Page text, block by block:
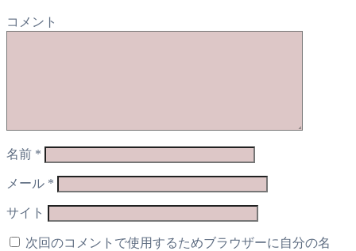
コメント
名前 *
メール *
サイト
次回のコメントで使用するためブラウザーに自分の名